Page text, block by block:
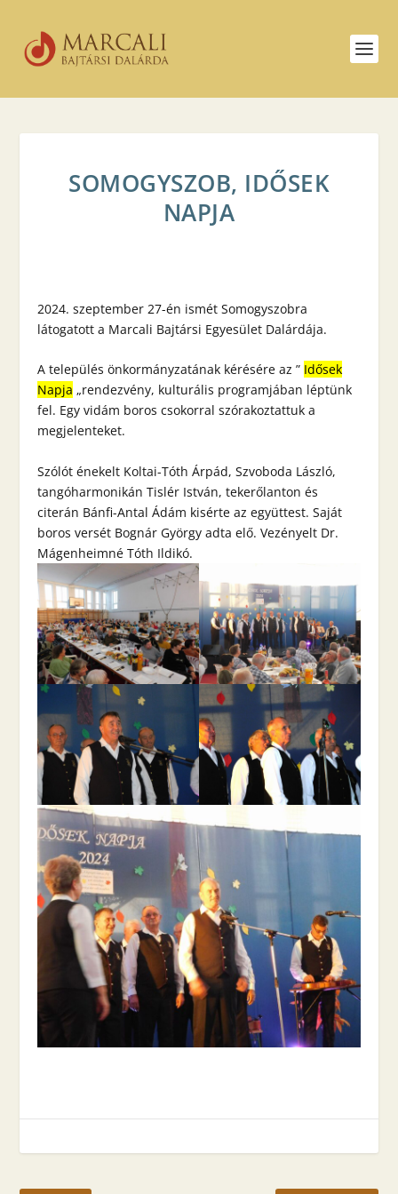
SOMOGYSZOB, IDŐSEK
NAPJA
2024. szeptember 27-én ismét Somogyszobra
látogatott a Marcali Bajtársi Egyesület Dalárdája.
A település önkormányzatának kérésére az ” Idősek
Napja „rendezvény, kulturális programjában léptünk
fel. Egy vidám boros csokorral szórakoztattuk a
megjelenteket.
Szólót énekelt Koltai-Tóth Árpád, Szvoboda László,
tangóharmonikán Tislér István, tekerőlanton és
citerán Bánfi-Antal Ádám kisérte az együttest. Saját
boros versét Bognár György adta elő. Vezényelt Dr.
Mágenheimné Tóth Ildikó.